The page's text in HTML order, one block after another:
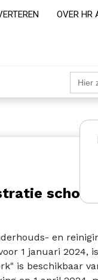
OVER HR
Zoek
naar:
en
1 januari 2024,
is beschikbaar